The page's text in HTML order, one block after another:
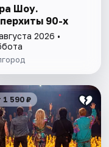
Шоу.
90-х
2026 •
1 590 ₽